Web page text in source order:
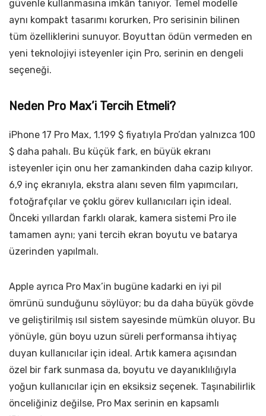
güvenle kullanmasına imkân tanıyor. Temel modelle
aynı kompakt tasarımı korurken, Pro serisinin bilinen
tüm özelliklerini sunuyor. Boyuttan ödün vermeden en
yeni teknolojiyi isteyenler için Pro, serinin en dengeli
seçeneği.
Neden Pro Max’i Tercih Etmeli?
iPhone 17 Pro Max, 1.199 $ fiyatıyla Pro’dan yalnızca 100
$ daha pahalı. Bu küçük fark, en büyük ekranı
isteyenler için onu her zamankinden daha cazip kılıyor.
6,9 inç ekranıyla, ekstra alanı seven film yapımcıları,
fotoğrafçılar ve çoklu görev kullanıcıları için ideal.
Önceki yıllardan farklı olarak, kamera sistemi Pro ile
tamamen aynı; yani tercih ekran boyutu ve batarya
üzerinden yapılmalı.
Apple ayrıca Pro Max’in bugüne kadarki en iyi pil
ömrünü sunduğunu söylüyor; bu da daha büyük gövde
ve geliştirilmiş ısıl sistem sayesinde mümkün oluyor. Bu
yönüyle, gün boyu uzun süreli performansa ihtiyaç
duyan kullanıcılar için ideal. Artık kamera açısından
özel bir fark sunmasa da, boyutu ve dayanıklılığıyla
yoğun kullanıcılar için en eksiksiz seçenek. Taşınabilirlik
önceliğiniz değilse, Pro Max serinin en kapsamlı